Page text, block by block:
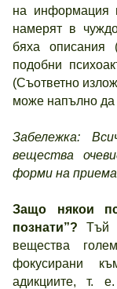
на информация
намерят в
бяха описания
подобни
(Съответно
може напълно да
Забележка:
вещества
форми на
Защо някои
познати”? Тъй
вещества
фокусирани
адикциите, т.